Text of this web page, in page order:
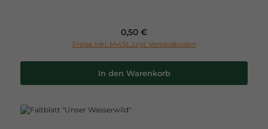
Regulärer Preis:
0,50 €
Preise inkl. MwSt. zzgl. Versandkosten
In den Warenkorb